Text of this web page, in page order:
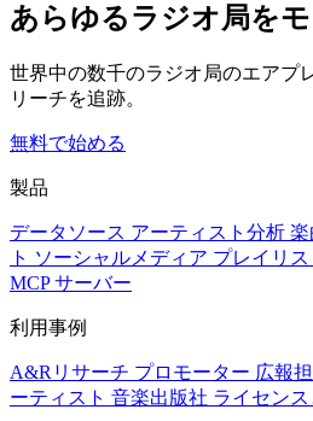
あらゆるラジオ局を
世界中の数千のラジオ局のエアプ
リーチを追跡。
無料で始める
製品
データソース アーティスト分析 楽
ト ソーシャルメディア プレイリス
MCP サーバー
利用事例
A&Rリサーチ プロモーター 広報
ーティスト 音楽出版社 ライセン